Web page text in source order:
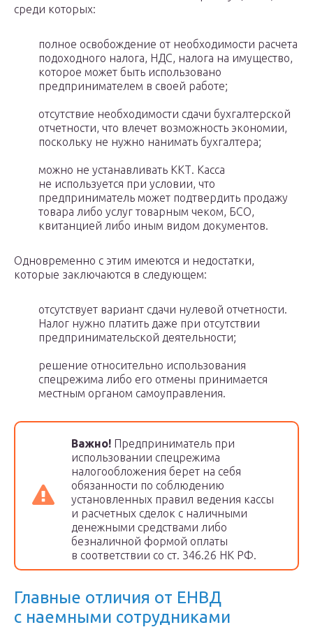
среди которых:
полное освобождение от необходимости расчета
подоходного налога, НДС, налога на имущество,
которое может быть использовано
предпринимателем в своей работе;
отсутствие необходимости сдачи бухгалтерской
отчетности, что влечет возможность экономии,
поскольку не нужно нанимать бухгалтера;
можно не устанавливать ККТ. Касса
не используется при условии, что
предприниматель может подтвердить продажу
товара либо услуг товарным чеком, БСО,
квитанцией либо иным видом документов.
Одновременно с этим имеются и недостатки,
которые заключаются в следующем:
отсутствует вариант сдачи нулевой отчетности.
Налог нужно платить даже при отсутствии
предпринимательской деятельности;
решение относительно использования
спецрежима либо его отмены принимается
местным органом самоуправления.
Важно! Предприниматель при
использовании спецрежима
налогообложения берет на себя
обязанности по соблюдению
установленных правил ведения кассы
и расчетных сделок с наличными
денежными средствами либо
безналичной формой оплаты
в соответствии со ст. 346.26 НК РФ.
Главные отличия от ЕНВД
с наемными сотрудниками